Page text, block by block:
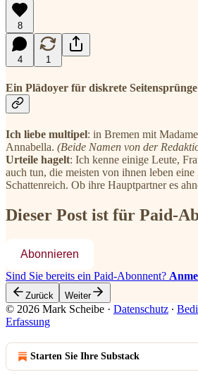
8
4 1
Ein Plädoyer für diskrete
Ich liebe multipel: in Bremen mit
Annabella. (Beide Namen von der
Urteile hagelt: Ich kenne einige Leute,
auch tun, die meisten von ihnen leben eine
Schattenreich. Ob ihre Hauptpartner es
Dieser Post ist für Paid-
Abonnieren
Sind Sie bereits ein Paid-Abonnent?
Zurück Weiter
© 2026 Mark Scheibe · Datenschutz ∙
Erfassung
Starten Sie Ihre Substack